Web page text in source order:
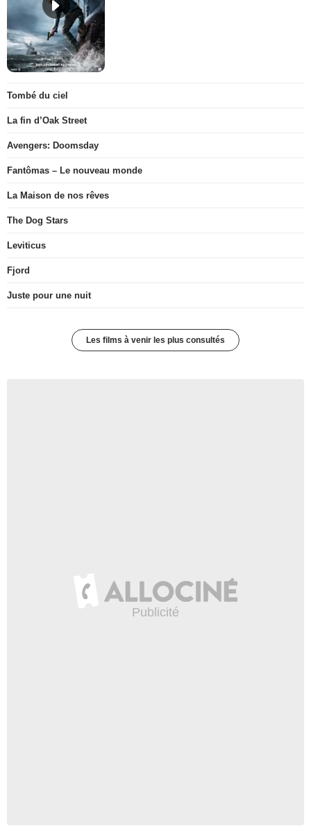
Tombé du ciel
La fin d’Oak Street
Avengers: Doomsday
Fantômas – Le nouveau monde
La Maison de nos rêves
The Dog Stars
Leviticus
Fjord
Juste pour une nuit
Les films à venir les plus consultés